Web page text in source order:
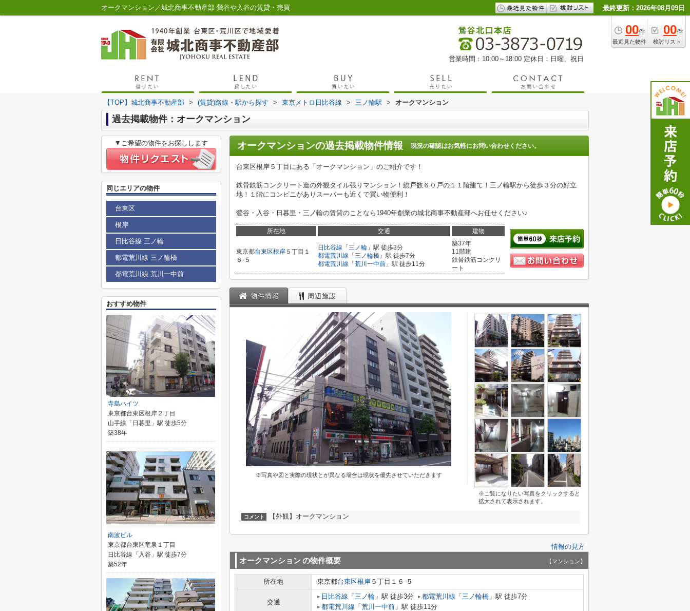
オークマンション／城北商事不動産部 鶯谷や入谷の賃貸・売買 最終更新：2026年08月09日
00件
最近見た物件
00件
検討リスト
営業時間：10:00～18:00 定休日：日曜、祝日
【TOP】城北商事不動産部 > (賃貸)路線・駅から探す > 東京メトロ日比谷線 > 三ノ輪駅 > オークマンション
過去掲載物件：オークマンション
オークマンションの過去掲載物件情報 現況の確認はお気軽にお問い合わせください。
台東区根岸５丁目にある「オークマンション」のご紹介です！
鉄骨鉄筋コンクリート造の外観タイル張りマンション！総戸数６０戸の１１階建て！三ノ輪駅から徒歩３分の好立
地！１階にコンビニがありスーパーも近くで買い物便利！
鶯谷・入谷・日暮里・三ノ輪の賃貸のことなら1940年創業の城北商事不動産部へお任せください♪
所在地 交通 建物
東京都台東区根岸 ５丁目１
６-５
日比谷線 「 三ノ輪 」駅 徒歩3分
都電荒川線 「 三ノ輪橋 」駅 徒歩7分
都電荒川線 「 荒川一中前 」駅 徒歩11分
築37年
11階建
鉄骨鉄筋コンクリ
ート
物件情報 周辺施設
※写真や図と実際の現状とが異なる場合は現状を優先させていただきます
※ご覧になりたい写真をクリックすると
拡大されて表示されます。
コメント 【外観】オークマンション
情報の見方
オークマンションの物件概要 【マンション】
所在地 東京都台東区根岸 ５丁目１６-５
交通
日比谷線 「 三ノ輪 」駅 徒歩3分 都電荒川線 「 三ノ輪橋 」駅 徒歩7分
都電荒川線 「 荒川一中前 」駅 徒歩11分
▼ご希望の物件をお探しします
同じエリアの物件
台東区
根岸
日比谷線 三ノ輪
都電荒川線 三ノ輪橋
都電荒川線 荒川一中前
おすすめ物件
寺島ハイツ
東京都台東区根岸２丁目
山手線「日暮里」駅 徒歩5分
築38年
南波ビル
東京都台東区竜泉１丁目
日比谷線「入谷」駅 徒歩7分
築52年